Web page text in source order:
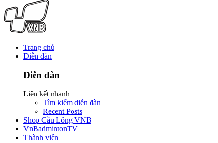
Trang chủ
Diễn đàn
Diễn đàn
Liên kết nhanh
Tìm kiếm diễn đàn
Recent Posts
Shop Cầu Lông VNB
VnBadmintonTV
Thành viên